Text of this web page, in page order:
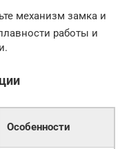
механизм замка и
работы и
Особенности